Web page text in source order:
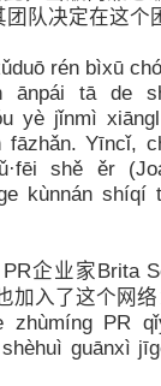
团队决定在这个
rén bìxū
ānpái tā de
yè jǐnmì
fāzhǎn. Yīncǐ,
shě ěr
kùnnán shíqí
企业家Brita
加入了这个网
zhùmíng PR
guānxì